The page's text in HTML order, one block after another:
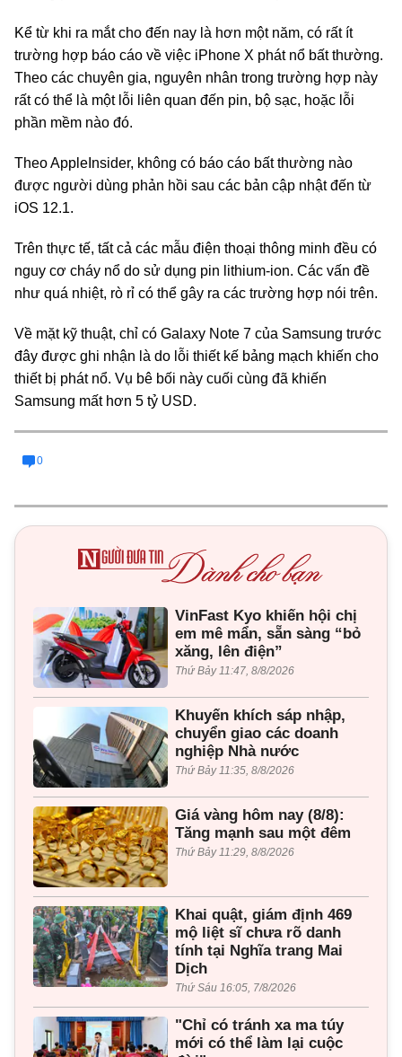
Kể từ khi ra mắt cho đến nay là hơn một năm, có rất ít
trường hợp báo cáo về việc iPhone X phát nổ bất thường.
Theo các chuyên gia, nguyên nhân trong trường hợp này
rất có thể là một lỗi liên quan đến pin, bộ sạc, hoặc lỗi
phần mềm nào đó.
Theo AppleInsider, không có báo cáo bất thường nào
được người dùng phản hồi sau các bản cập nhật đến từ
iOS 12.1.
Trên thực tế, tất cả các mẫu điện thoại thông minh đều có
nguy cơ cháy nổ do sử dụng pin lithium-ion. Các vấn đề
như quá nhiệt, rò rỉ có thể gây ra các trường hợp nói trên.
Về mặt kỹ thuật, chỉ có Galaxy Note 7 của Samsung trước
đây được ghi nhận là do lỗi thiết kế bảng mạch khiến cho
thiết bị phát nổ. Vụ bê bối này cuối cùng đã khiến
Samsung mất hơn 5 tỷ USD.
0
VinFast Kyo khiến hội chị
em mê mẩn, sẵn sàng “bỏ
xăng, lên điện”
Thứ Bảy 11:47, 8/8/2026
Khuyến khích sáp nhập,
chuyển giao các doanh
nghiệp Nhà nước
Thứ Bảy 11:35, 8/8/2026
Giá vàng hôm nay (8/8):
Tăng mạnh sau một đêm
Thứ Bảy 11:29, 8/8/2026
Khai quật, giám định 469
mộ liệt sĩ chưa rõ danh
tính tại Nghĩa trang Mai
Dịch
Thứ Sáu 16:05, 7/8/2026
"Chỉ có tránh xa ma túy
mới có thể làm lại cuộc